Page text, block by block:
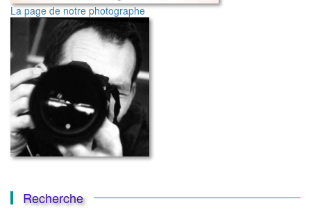
La page de notre photographe
Recherche